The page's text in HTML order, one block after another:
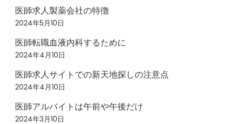
医師求人製薬会社の特徴
2024年5月10日
医師転職血液内科するために
2024年4月10日
医師求人サイトでの新天地探しの注意点
2024年4月10日
医師アルバイトは午前や午後だけ
2024年3月10日